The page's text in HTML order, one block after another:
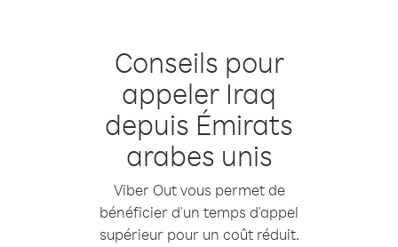
Conseils pour
appeler Iraq
depuis Émirats
arabes unis
Viber Out vous permet de
bénéficier d'un temps d'appel
supérieur pour un coût réduit.